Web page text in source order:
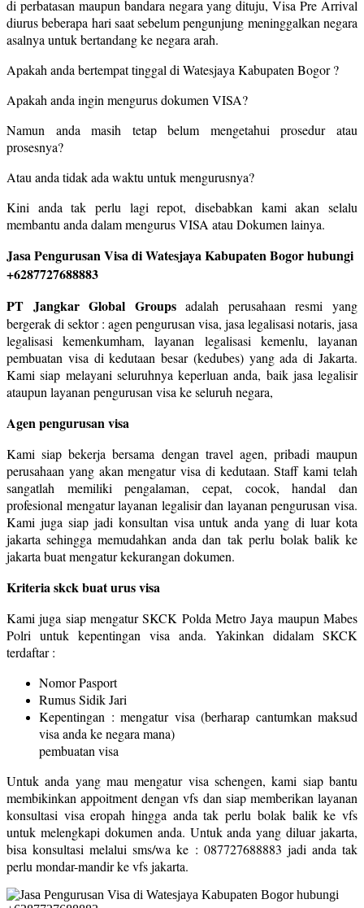
di perbatasan maupun bandara negara yang dituju, Visa Pre Arrival
diurus beberapa hari saat sebelum pengunjung meninggalkan negara
asalnya untuk bertandang ke negara arah.
Apakah anda bertempat tinggal di Watesjaya Kabupaten Bogor ?
Apakah anda ingin mengurus dokumen VISA?
Namun anda masih tetap belum mengetahui prosedur atau
prosesnya?
Atau anda tidak ada waktu untuk mengurusnya?
Kini anda tak perlu lagi repot, disebabkan kami akan selalu
membantu anda dalam mengurus VISA atau Dokumen lainya.
Jasa Pengurusan Visa di Watesjaya Kabupaten Bogor hubungi
+6287727688883
PT Jangkar Global Groupsadalah perusahaan resmi yang
bergerak di sektor : agen pengurusan visa, jasa legalisasi notaris, jasa
legalisasi kemenkumham, layanan legalisasi kemenlu, layanan
pembuatan visa di kedutaan besar (kedubes) yang ada di Jakarta.
Kami siap melayani seluruhnya keperluan anda, baik jasa legalisir
ataupun layanan pengurusan visa ke seluruh negara,
Agen pengurusan visa
Kami siap bekerja bersama dengan travel agen, pribadi maupun
perusahaan yang akan mengatur visa di kedutaan. Staff kami telah
sangatlah memiliki pengalaman, cepat, cocok, handal dan
profesional mengatur layanan legalisir dan layanan pengurusan visa.
Kami juga siap jadi konsultan visa untuk anda yang di luar kota
jakarta sehingga memudahkan anda dan tak perlu bolak balik ke
jakarta buat mengatur kekurangan dokumen.
Kriteria skck buat urus visa
Kami juga siap mengatur SKCK Polda Metro Jaya maupun Mabes
Polri untuk kepentingan visa anda. Yakinkan didalam SKCK
terdaftar :
Nomor Pasport
Rumus Sidik Jari
Kepentingan : mengatur visa (berharap cantumkan maksud
visa anda ke negara mana)
pembuatan visa
Untuk anda yang mau mengatur visa schengen, kami siap bantu
membikinkan appoitment dengan vfs dan siap memberikan layanan
konsultasi visa eropah hingga anda tak perlu bolak balik ke vfs
untuk melengkapi dokumen anda. Untuk anda yang diluar jakarta,
bisa konsultasi melalui sms/wa ke : 087727688883 jadi anda tak
perlu mondar-mandir ke vfs jakarta.